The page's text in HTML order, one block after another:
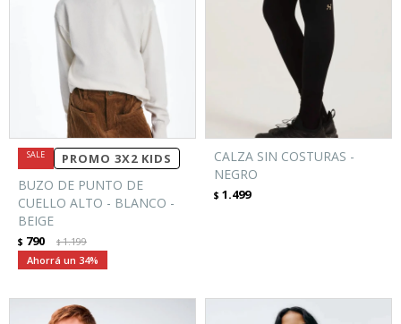
PROMO 3X2 KIDS
BUZO DE PUNTO DE
CUELLO ALTO - BLANCO -
BEIGE
$ 790 $1.199
34
CALZA SIN COSTURAS -
NEGRO
$ 1.499